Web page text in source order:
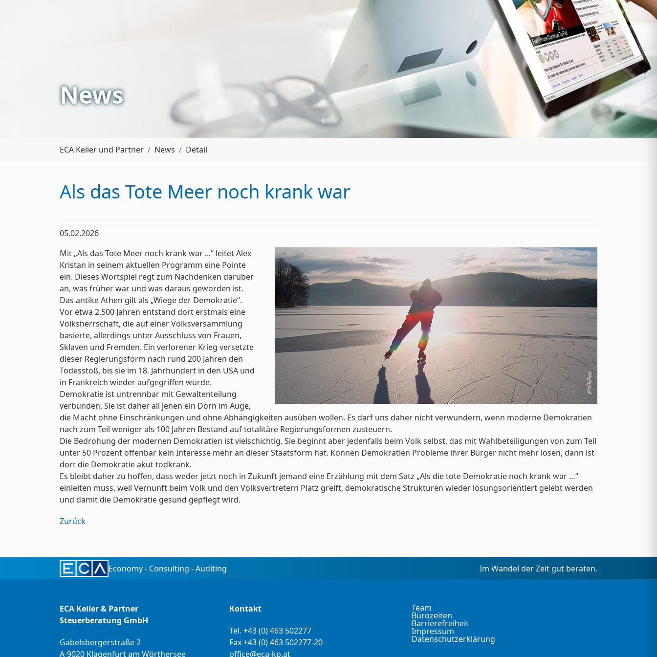
News
ECA Keiler und Partner News Detail
Als das Tote Meer noch krank war
05.02.2026
Mit „Als das Tote Meer noch krank war ...“ leitet Alex
Kristan in seinem aktuellen Programm eine Pointe
ein. Dieses Wortspiel regt zum Nachdenken darüber
an, was früher war und was daraus geworden ist.
Das antike Athen gilt als „Wiege der Demokratie“.
Vor etwa 2.500 Jahren entstand dort erstmals eine
Volksherrschaft, die auf einer Volksversammlung
basierte, allerdings unter Ausschluss von Frauen,
Sklaven und Fremden. Ein verlorener Krieg versetzte
dieser Regierungsform nach rund 200 Jahren den
Todesstoß, bis sie im 18. Jahrhundert in den USA und
in Frankreich wieder aufgegriffen wurde.
Demokratie ist untrennbar mit Gewaltenteilung
verbunden. Sie ist daher all jenen ein Dorn im Auge,
die Macht ohne Einschränkungen und ohne Abhängigkeiten ausüben wollen. Es darf uns daher nicht verwundern, wenn moderne Demokratien
nach zum Teil weniger als 100 Jahren Bestand auf totalitäre Regierungsformen zusteuern.
Die Bedrohung der modernen Demokratien ist vielschichtig. Sie beginnt aber jedenfalls beim Volk selbst, das mit Wahlbeteiligungen von zum Teil
unter 50 Prozent offenbar kein Interesse mehr an dieser Staatsform hat. Können Demokratien Probleme ihrer Bürger nicht mehr lösen, dann ist
dort die Demokratie akut todkrank.
Es bleibt daher zu hoffen, dass weder jetzt noch in Zukunft jemand eine Erzählung mit dem Satz „Als die tote Demokratie noch krank war …“
einleiten muss, weil Vernunft beim Volk und den Volksvertretern Platz greift, demokratische Strukturen wieder lösungsorientiert gelebt werden
und damit die Demokratie gesund gepflegt wird.
Zurück
Economy - Consulting - Auditing Im Wandel der Zeit gut beraten.
ECA Keiler & Partner
Steuerberatung GmbH
Gabelsbergerstraße 2
A-9020 Klagenfurt am Wörthersee
Kontakt
Tel.+43 (0) 463 502277
Fax +43 (0) 463 502277-20
office@eca-kp.at
Team
Bürozeiten
Barrierefreiheit
Impressum
Datenschutzerklärung